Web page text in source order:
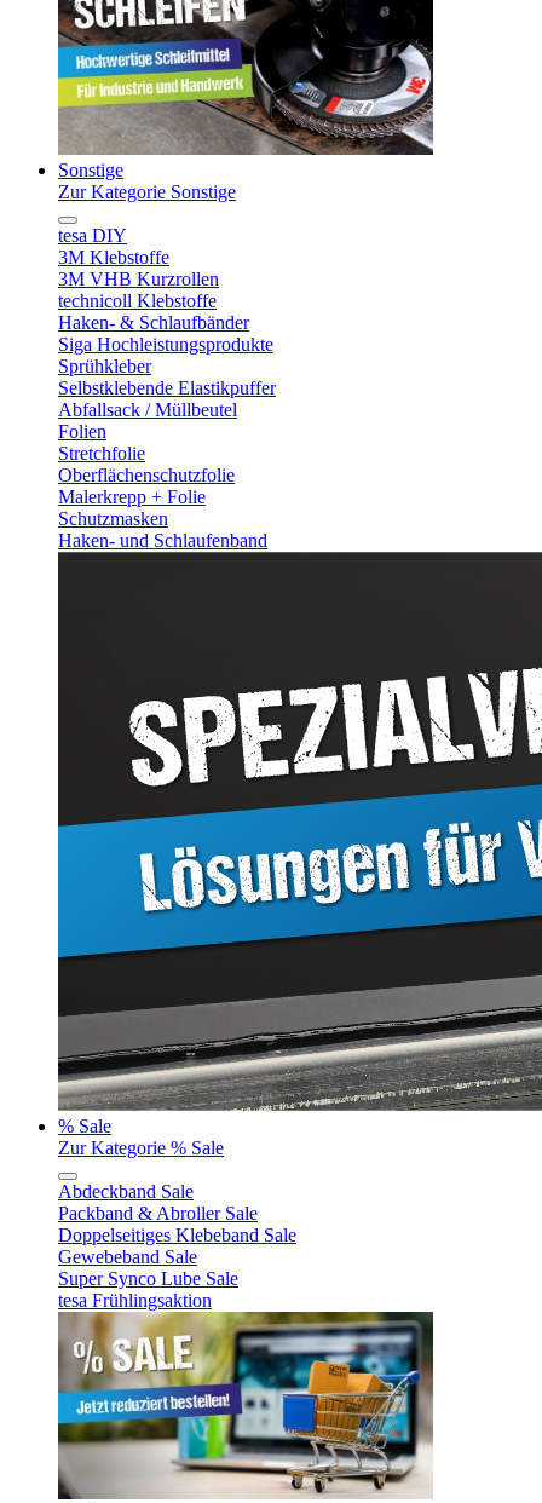
Sonstige
Zur Kategorie Sonstige
tesa DIY
3M Klebstoffe
3M VHB Kurzrollen
technicoll Klebstoffe
Haken- & Schlaufbänder
Siga Hochleistungsprodukte
Sprühkleber
Selbstklebende Elastikpuffer
Abfallsack / Müllbeutel
Folien
Stretchfolie
Oberflächenschutzfolie
Malerkrepp + Folie
Schutzmasken
Haken- und Schlaufenband
% Sale
Zur Kategorie % Sale
Abdeckband Sale
Packband & Abroller Sale
Doppelseitiges Klebeband Sale
Gewebeband Sale
Super Synco Lube Sale
tesa Frühlingsaktion